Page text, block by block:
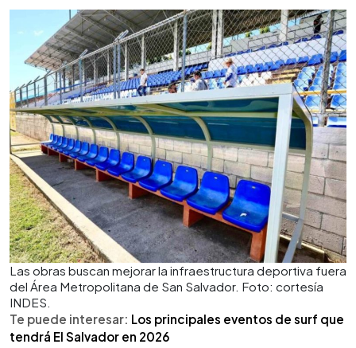
Las obras buscan mejorar la infraestructura deportiva fuera
del Área Metropolitana de San Salvador. Foto: cortesía
INDES.
Te puede interesar: Los principales eventos de surf que
tendrá El Salvador en 2026